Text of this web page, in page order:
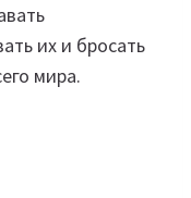
их и бросать
мира.